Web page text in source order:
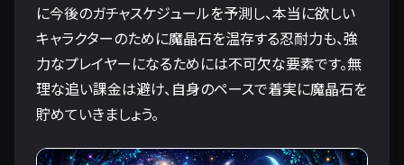
に今後のガチャスケジュールを予測し、本当に欲しい
キャラクターのために魔晶石を温存する忍耐力も、強
力なプレイヤーになるためには不可欠な要素です。無
理な追い課金は避け、自身のペースで着実に魔晶石を
貯めていきましょう。